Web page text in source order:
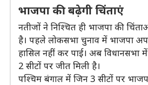
भाजपा की बढ़ेगी चिंताएं
नतीजों ने निश्चित ही भाजपा की
है। पहले लोकसभा चुनाव में भाजपा
हासिल नहीं कर पाई। अब विधानसभा
2 सीटों पर जीत मिली है।
पश्चिम बंगाल में जिन 3 सीटों पर